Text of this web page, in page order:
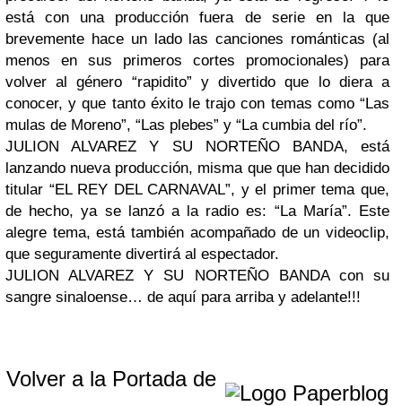
está con una producción fuera de serie en la que
brevemente hace un lado las canciones románticas (al
menos en sus primeros cortes promocionales) para
volver al género “rapidito” y divertido que lo diera a
conocer, y que tanto éxito le trajo con temas como “Las
mulas de Moreno”, “Las plebes” y “La cumbia del río”.
JULION ALVAREZ Y SU NORTEÑO BANDA, está
lanzando nueva producción, misma que que han decidido
titular “EL REY DEL CARNAVAL”, y el primer tema que,
de hecho, ya se lanzó a la radio es: “La María”. Este
alegre tema, está también acompañado de un videoclip,
que seguramente divertirá al espectador.
JULION ALVAREZ Y SU NORTEÑO BANDA con su
sangre sinaloense… de aquí para arriba y adelante!!!
Volver a la Portada de